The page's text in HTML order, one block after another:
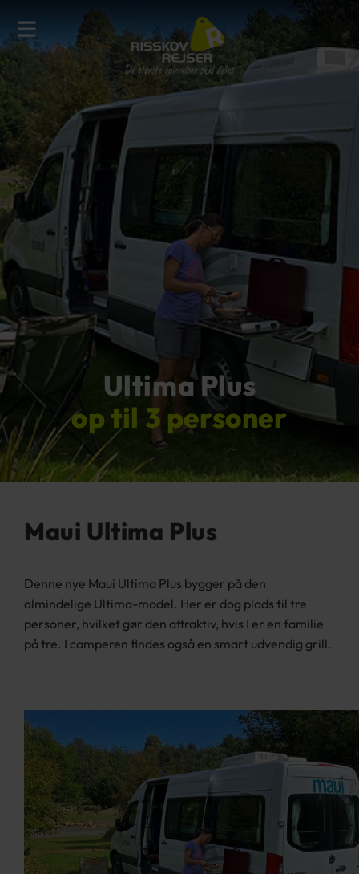
Ultima Plus
op til 3 personer
Maui Ultima Plus
Denne nye Maui Ultima Plus bygger på den
almindelige Ultima-model. Her er dog plads til tre
personer, hvilket gør den attraktiv, hvis I er en familie
på tre. I camperen findes også en smart udvendig grill.